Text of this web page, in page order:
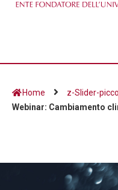
Home
z-Slider-
Webinar: Cambiamento